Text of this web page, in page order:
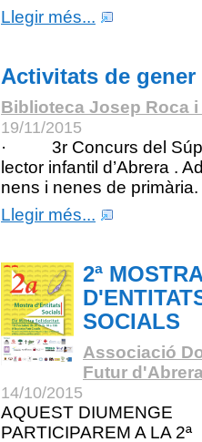
Llegir més...
Activitats de gener
Biblioteca Josep Roca
19/11/2015
· 3r Concurs del
lector infantil d’Abrera .
nens i nenes de primària.
Llegir més...
2ª MOSTRA
SOCIALS
Associació
Futur
14/10/2015
AQUEST DIUMENGE
PARTICIPAREM A LA 2ª